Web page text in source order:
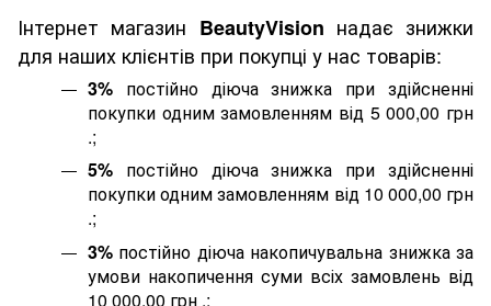
Інтернет магазин BeautyVision надає знижки
для наших клієнтів при покупці у нас товарів:
3% постійно діюча знижка при здійсненні
покупки одним замовленням від 5 000,00 грн
.;
5% постійно діюча знижка при здійсненні
покупки одним замовленням від 10 000,00 грн
.;
3% постійно діюча накопичувальна знижка за
умови накопичення суми всіх замовлень від
10 000,00 грн .;